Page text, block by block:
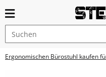
Ergonomischen Bürostuhl kaufen